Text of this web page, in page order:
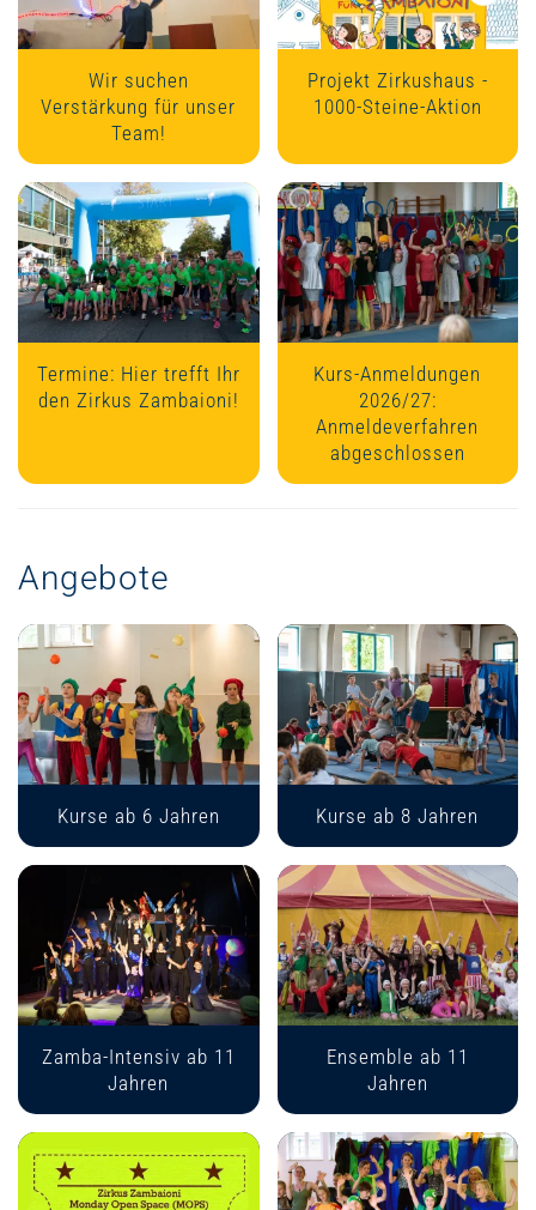
Wir suchen
Verstärkung für unser
Team!
Projekt Zirkushaus -
1000-Steine-Aktion
Termine: Hier trefft Ihr
den Zirkus Zambaioni!
Kurs-Anmeldungen
2026/27:
Anmeldeverfahren
abgeschlossen
Angebote
Kurse ab 6 Jahren Kurse ab 8 Jahren
Zamba-Intensiv ab 11
Jahren
Ensemble ab 11
Jahren